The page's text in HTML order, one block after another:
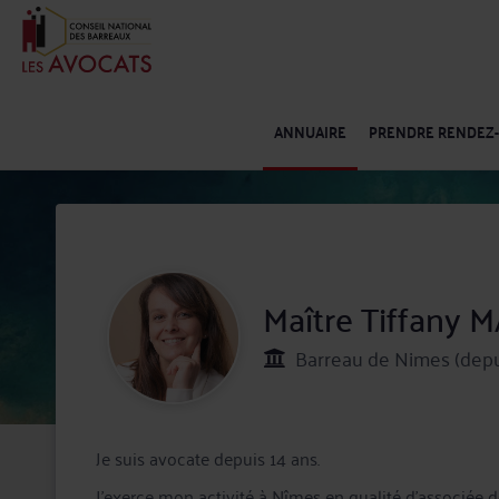
ANNUAIRE PRENDRE
Maître Tiffany
Barreau de Nimes
Je suis avocate depuis 14 ans.